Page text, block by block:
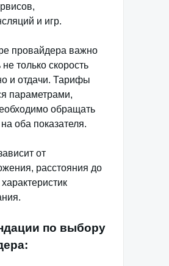
и игр.
провайдера важно
только скорость
и отдачи. Тарифы
параметрами,
обращать
оба показателя.
от
расстояния до
по выбору